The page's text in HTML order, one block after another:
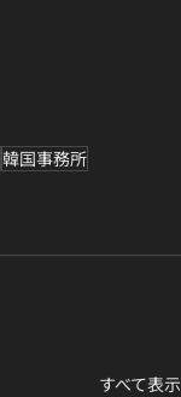
韓国事務所
すべて表示